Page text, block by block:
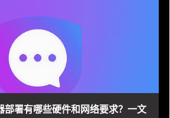
部署有哪些硬件和网络要求？一文